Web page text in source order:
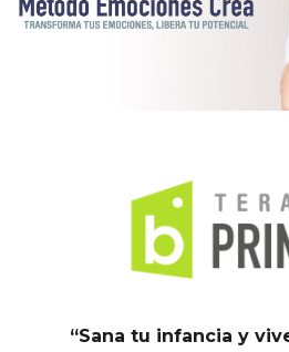
“Sana tu infancia y